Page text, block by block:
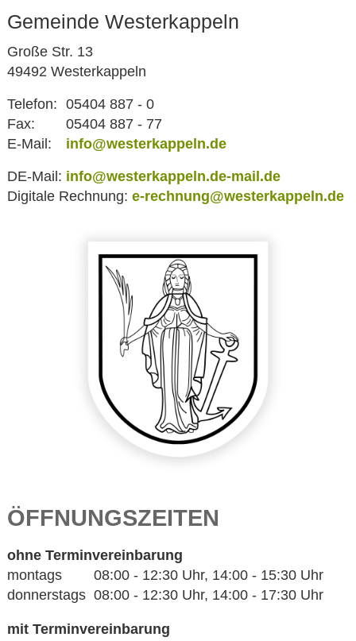
Gemeinde Westerkappeln
Große Str. 13
49492 Westerkappeln
Telefon: 05404 887 - 0
Fax:
05404 887 - 77
E-Mail:
info@westerkappeln.de
DE-Mail: info@westerkappeln.de-mail.de
Digitale Rechnung: e-rechnung@westerkappeln.de
ÖFFNUNGSZEITEN
ohne Terminvereinbarung
montags 08:00 - 12:30 Uhr, 14:00 - 15:30 Uhr
donnerstags 08:00 - 12:30 Uhr, 14:00 - 17:30 Uhr
mit Terminvereinbarung